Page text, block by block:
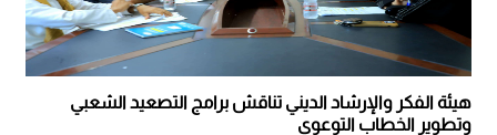
هيئة الفكر والإرشاد الديني تناقش برامج التصعيد الشعبي
وتطوير الخطاب التوعوي